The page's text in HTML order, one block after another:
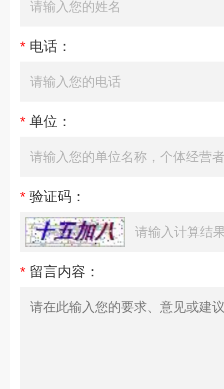
* 电话：
* 单位：
* 验证码：
* 留言内容：